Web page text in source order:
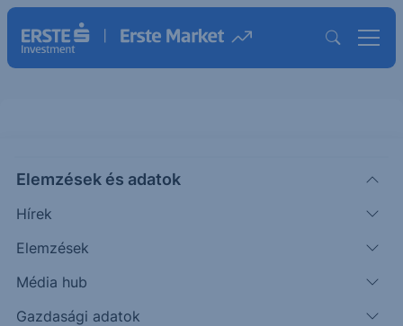
Elemzések és adatok
Hírek
Elemzések
Média hub
Gazdasági adatok
NGCA(USA)
NextGen Acquisition II Ord Shs
Class A
9.25 USD
Időpont: -